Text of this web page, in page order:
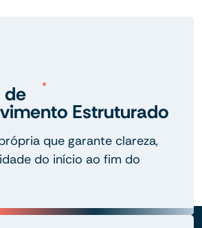
de
Estruturado
que garante clareza,
do início ao fim do